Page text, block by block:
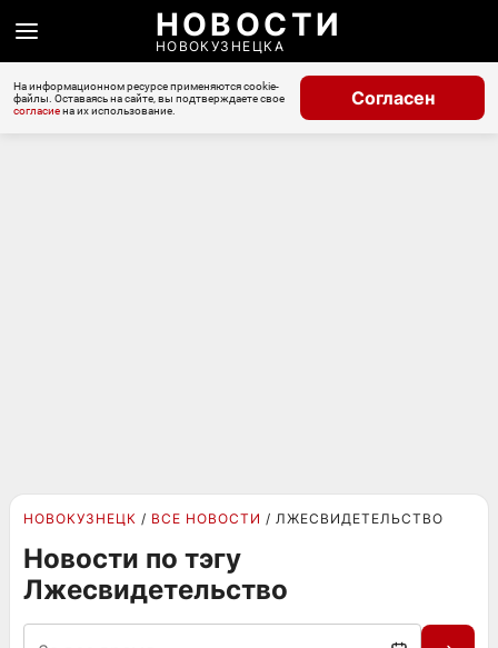
НОВОСТИ
НОВОКУЗНЕЦКА
На информационном ресурсе применяются cookie-
файлы. Оставаясь на сайте, вы подтверждаете свое
согласиена их использование.
Согласен
НОВОКУЗНЕЦК ВСЕ НОВОСТИ ЛЖЕСВИДЕТЕЛЬСТВО
Новости по тэгу
Лжесвидетельство